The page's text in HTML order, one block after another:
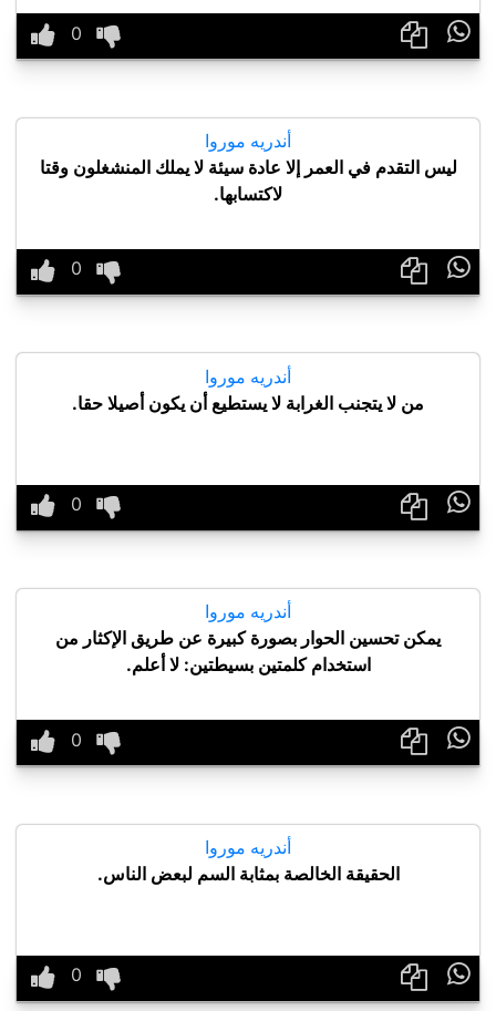

أندريه موروا
ليس التقدم في العمر إلا عادة سيئة لا يملك المنشغلون وقتا
لاكتسابها.

أندريه موروا
من لا يتجنب الغرابة لا يستطيع أن يكون أصيلا حقا.

أندريه موروا
يمكن تحسين الحوار بصورة كبيرة عن طريق الإكثار من
استخدام كلمتين بسيطتين: لا أعلم.

أندريه موروا
الحقيقة الخالصة بمثابة السم لبعض الناس.
